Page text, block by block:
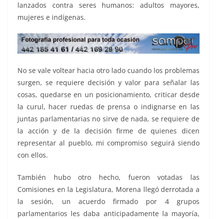
lanzados contra seres humanos: adultos mayores,
mujeres e indígenas.
No se vale voltear hacia otro lado cuando los problemas
surgen, se requiere decisión y valor para señalar las
cosas, quedarse en un posicionamiento, criticar desde
la curul, hacer ruedas de prensa o indignarse en las
juntas parlamentarias no sirve de nada, se requiere de
la acción y de la decisión firme de quienes dicen
representar al pueblo, mi compromiso seguirá siendo
con ellos.
También hubo otro hecho, fueron votadas las
Comisiones en la Legislatura, Morena llegó derrotada a
la sesión, un acuerdo firmado por 4 grupos
parlamentarios les daba anticipadamente la mayoría,